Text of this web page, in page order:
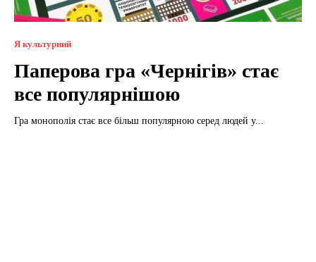
Я культурний
Паперова гра «Чернігів» стає
все популярнішою
Гра монополія стає все більш популярною серед людей у...